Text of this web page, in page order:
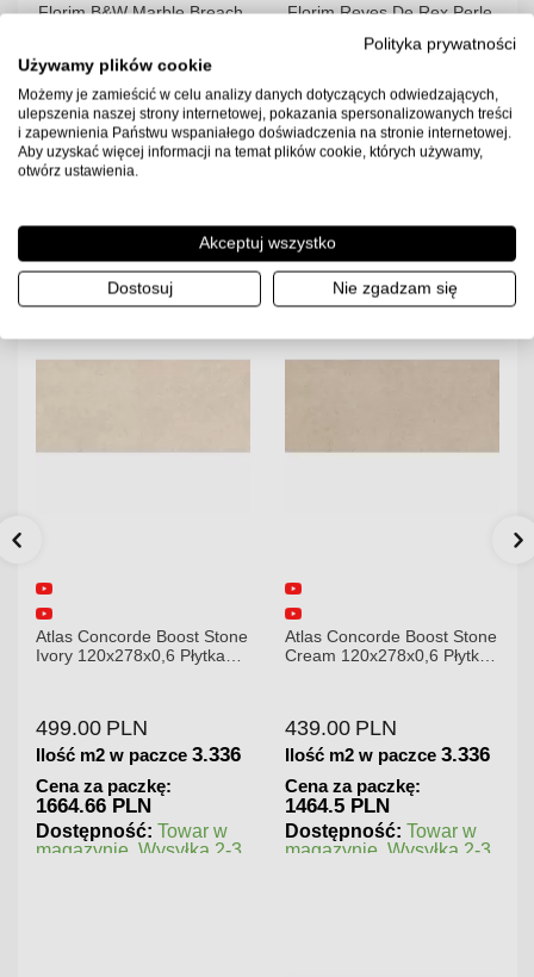
Florim B&W Marble Breach
329.00 PLN
Ilość m2 w paczce 2.88
Cena za paczkę:
947.52 PLN
magazynie. Wysyłka 2-3
Florim Reves De Rex Perle
Gresowa Matowa
220.00 PLN
Ilość m2 w paczce 2.88
Cena za paczkę:
magazynie. Wysyłka 2-3
dni.
Atlas Concorde Boost Stone
Cream 120x278x0,6 Płytka
439.00 PLN
Ilość m2 w paczce 3.336
Cena za paczkę:
1464.5 PLN
Dostępność: Towar w
magazynie. Wysyłka 2-3
Atlas Concorde Brave
Gypsum 75x75 Płytka
180.00 PLN
Ilość m2 w paczce 1.125
Cena za paczkę:
202.5 PLN
Dostępność: Towar w
magazynie. Wysyłka 2-3
Polityka prywatności
Używamy plików cookie
Możemy je zamieścić w celu analizy danych dotyczących odwiedzających,
ulepszenia naszej strony internetowej, pokazania spersonalizowanych treści
i zapewnienia Państwu wspaniałego doświadczenia na stronie internetowej.
Aby uzyskać więcej informacji na temat plików cookie, których używamy,
otwórz ustawienia.
Akceptuj wszystko
Dostosuj Nie zgadzam się